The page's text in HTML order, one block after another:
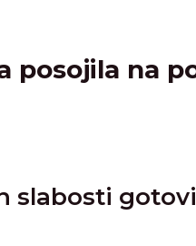
posojila na
slabosti